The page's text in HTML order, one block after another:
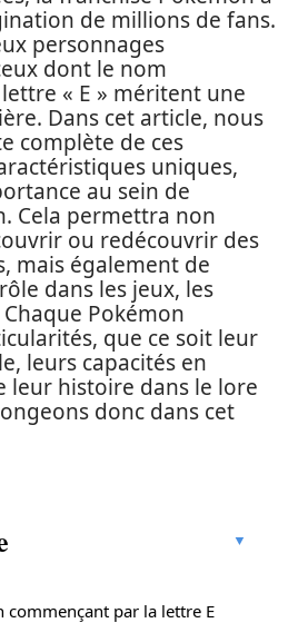
de millions de fans.
personnages
dont le nom
« E » méritent une
Dans cet article, nous
complète de ces
uniques,
au sein de
Cela permettra non
ou redécouvrir des
mais également de
dans les jeux, les
Pokémon
que ce soit leur
leurs capacités en
leur histoire dans le lore
donc dans cet
commençant par la lettre E